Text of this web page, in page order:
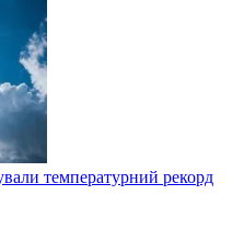
температурний рекорд